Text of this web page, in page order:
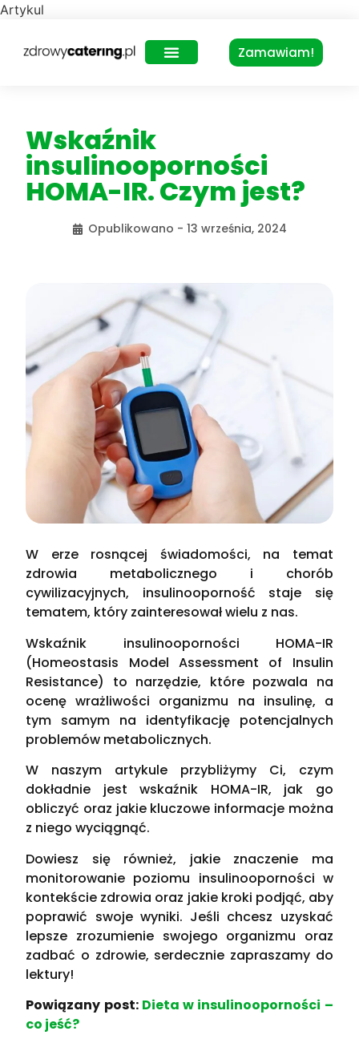
Artykul
Zamawiam!
Wskaźnik
insulinooporności
HOMA-IR. Czym jest?
Opublikowano - 13 września, 2024
W erze rosnącej świadomości, na temat
zdrowia metabolicznego i chorób
cywilizacyjnych, insulinooporność staje się
tematem, który zainteresował wielu z nas.
Wskaźnik insulinooporności HOMA-IR
(Homeostasis Model Assessment of Insulin
Resistance) to narzędzie, które pozwala na
ocenę wrażliwości organizmu na insulinę, a
tym samym na identyfikację potencjalnych
problemów metabolicznych.
W naszym artykule przybliżymy Ci, czym
dokładnie jest wskaźnik HOMA-IR, jak go
obliczyć oraz jakie kluczowe informacje można
z niego wyciągnąć.
Dowiesz się również, jakie znaczenie ma
monitorowanie poziomu insulinooporności w
kontekście zdrowia oraz jakie kroki podjąć, aby
poprawić swoje wyniki. Jeśli chcesz uzyskać
lepsze zrozumienie swojego organizmu oraz
zadbać o zdrowie, serdecznie zapraszamy do
lektury!
Powiązany post: Dieta w insulinooporności –
co jeść?